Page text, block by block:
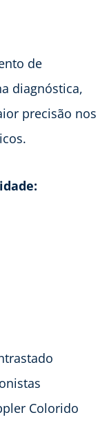
de
diagnóstica,
precisão nos
Colorido